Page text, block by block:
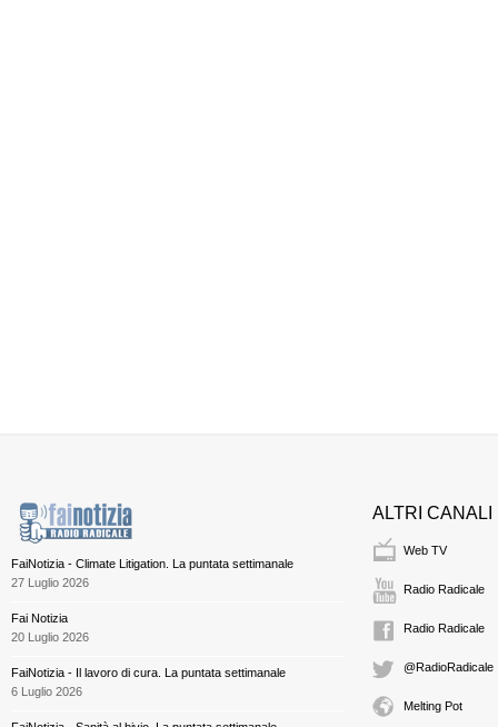
FaiNotizia - Climate Litigation. La puntata settimanale
27 Luglio 2026
Fai Notizia
20 Luglio 2026
FaiNotizia - Il lavoro di cura. La puntata settimanale
6 Luglio 2026
ALTRI CANALI
Web TV
Radio Radicale
Radio Radicale
@RadioRadicale
Melting Pot